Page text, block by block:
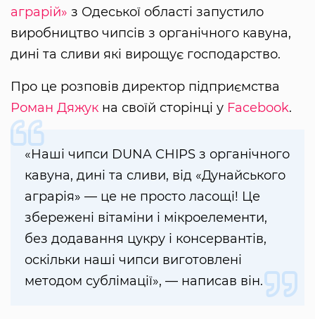
аграрій» з Одеської області запустило
виробництво чипсів з органічного кавуна,
дині та сливи які вирощує господарство.
Про це розповів директор підприємства
Роман Дяжук на своїй сторінці у Facebook.
«Наші чипси DUNA CHIPS з органічного
кавуна, дині та сливи, від «Дунайського
аграрія» — це не просто ласощі! Це
збережені вітаміни і мікроелементи,
без додавання цукру і консервантів,
оскільки наші чипси виготовлені
методом сублімації», — написав він.